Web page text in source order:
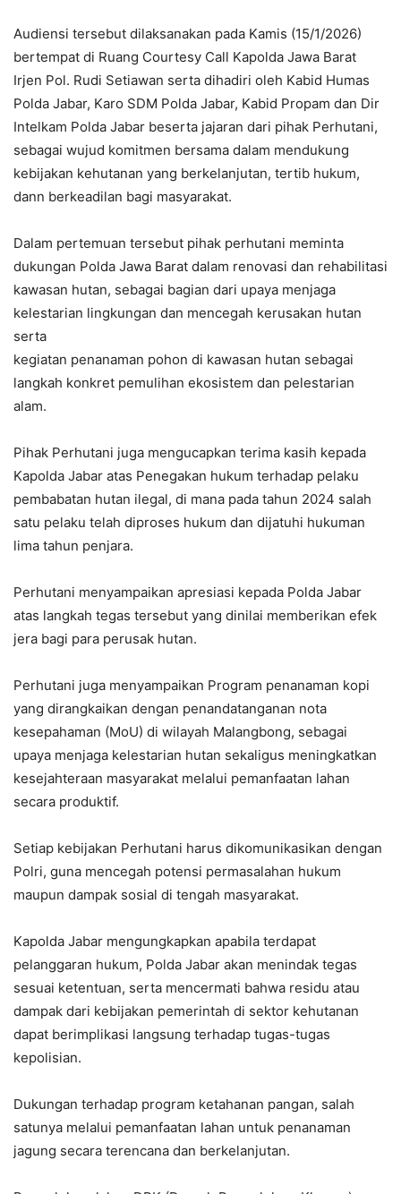
Audiensi tersebut dilaksanakan pada Kamis (15/1/2026)
bertempat di Ruang Courtesy Call Kapolda Jawa Barat
Irjen Pol. Rudi Setiawan serta dihadiri oleh Kabid Humas
Polda Jabar, Karo SDM Polda Jabar, Kabid Propam dan Dir
Intelkam Polda Jabar beserta jajaran dari pihak Perhutani,
sebagai wujud komitmen bersama dalam mendukung
kebijakan kehutanan yang berkelanjutan, tertib hukum,
dann berkeadilan bagi masyarakat.
Dalam pertemuan tersebut pihak perhutani meminta
dukungan Polda Jawa Barat dalam renovasi dan rehabilitasi
kawasan hutan, sebagai bagian dari upaya menjaga
kelestarian lingkungan dan mencegah kerusakan hutan
serta
kegiatan penanaman pohon di kawasan hutan sebagai
langkah konkret pemulihan ekosistem dan pelestarian
alam.
Pihak Perhutani juga mengucapkan terima kasih kepada
Kapolda Jabar atas Penegakan hukum terhadap pelaku
pembabatan hutan ilegal, di mana pada tahun 2024 salah
satu pelaku telah diproses hukum dan dijatuhi hukuman
lima tahun penjara.
Perhutani menyampaikan apresiasi kepada Polda Jabar
atas langkah tegas tersebut yang dinilai memberikan efek
jera bagi para perusak hutan.
Perhutani juga menyampaikan Program penanaman kopi
yang dirangkaikan dengan penandatanganan nota
kesepahaman (MoU) di wilayah Malangbong, sebagai
upaya menjaga kelestarian hutan sekaligus meningkatkan
kesejahteraan masyarakat melalui pemanfaatan lahan
secara produktif.
Setiap kebijakan Perhutani harus dikomunikasikan dengan
Polri, guna mencegah potensi permasalahan hukum
maupun dampak sosial di tengah masyarakat.
Kapolda Jabar mengungkapkan apabila terdapat
pelanggaran hukum, Polda Jabar akan menindak tegas
sesuai ketentuan, serta mencermati bahwa residu atau
dampak dari kebijakan pemerintah di sektor kehutanan
dapat berimplikasi langsung terhadap tugas-tugas
kepolisian.
Dukungan terhadap program ketahanan pangan, salah
satunya melalui pemanfaatan lahan untuk penanaman
jagung secara terencana dan berkelanjutan.